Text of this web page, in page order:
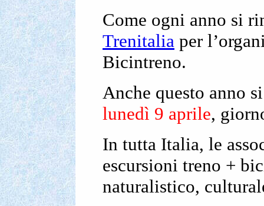
Come ogni anno si
Trenitalia per
Bicintreno.
Anche questo anno
lunedì 9 aprile,
In tutta Italia, le
escursioni treno +
naturalistico,